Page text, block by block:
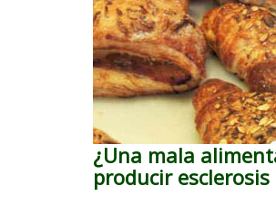
¿Una mala
producir